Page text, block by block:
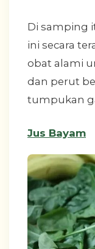
Di samping
ini secara
obat alami
dan perut
tumpukan
Jus Bayam